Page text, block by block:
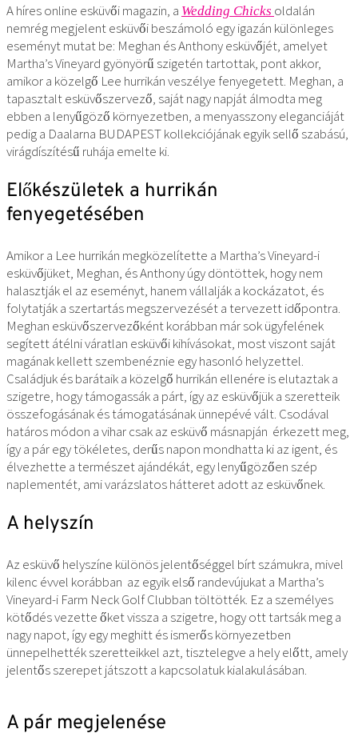
A híres online esküvői magazin, a Wedding Chicks oldalán
nemrég megjelent esküvői beszámoló egy igazán különleges
eseményt mutat be: Meghan és Anthony esküvőjét, amelyet
Martha’s Vineyard gyönyörű szigetén tartottak, pont akkor,
amikor a közelgő Lee hurrikán veszélye fenyegetett. Meghan, a
tapasztalt esküvőszervező, saját nagy napját álmodta meg
ebben a lenyűgöző környezetben, a menyasszony eleganciáját
pedig a Daalarna BUDAPEST kollekciójának egyik sellő szabású,
virágdíszítésű ruhája emelte ki.
Előkészületek a hurrikán
fenyegetésében
Amikor a Lee hurrikán megközelítette a Martha’s Vineyard-i
esküvőjüket, Meghan, és Anthony úgy döntöttek, hogy nem
halasztják el az eseményt, hanem vállalják a kockázatot, és
folytatják a szertartás megszervezését a tervezett időpontra.
Meghan esküvőszervezőként korábban már sok ügyfelének
segített átélni váratlan esküvői kihívásokat, most viszont saját
magának kellett szembenéznie egy hasonló helyzettel.
Családjuk és barátaik a közelgő hurrikán ellenére is elutaztak a
szigetre, hogy támogassák a párt, így az esküvőjük a szeretteik
összefogásának és támogatásának ünnepévé vált. Csodával
határos módon a vihar csak az esküvő másnapján érkezett meg,
így a pár egy tökéletes, derűs napon mondhatta ki az igent, és
élvezhette a természet ajándékát, egy lenyűgözően szép
naplementét, ami varázslatos hátteret adott az esküvőnek.
A helyszín
Az esküvő helyszíne különös jelentőséggel bírt számukra, mivel
kilenc évvel korábban az egyik első randevújukat a Martha’s
Vineyard-i Farm Neck Golf Clubban töltötték. Ez a személyes
kötődés vezette őket vissza a szigetre, hogy ott tartsák meg a
nagy napot, így egy meghitt és ismerős környezetben
ünnepelhették szeretteikkel azt, tisztelegve a hely előtt, amely
jelentős szerepet játszott a kapcsolatuk kialakulásában.
A pár megjelenése